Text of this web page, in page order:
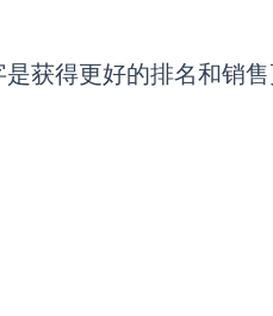
获得更好的排名和销